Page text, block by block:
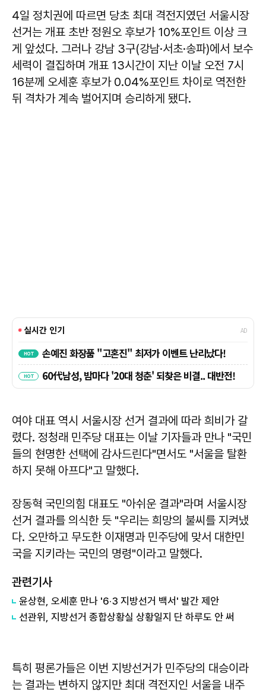
4일 정치권에 따르면 당초 최대 격전지였던 서울시장
선거는 개표 초반 정원오 후보가 10%포인트 이상 크
게 앞섰다. 그러나 강남 3구(강남·서초·송파)에서 보수
세력이 결집하며 개표 13시간이 지난 이날 오전 7시
16분께 오세훈 후보가 0.04%포인트 차이로 역전한
뒤 격차가 계속 벌어지며 승리하게 됐다.
여야 대표 역시 서울시장 선거 결과에 따라 희비가 갈
렸다. 정청래 민주당 대표는 이날 기자들과 만나 "국민
들의 현명한 선택에 감사드린다"면서도 "서울을 탈환
하지 못해 아프다"고 말했다.
장동혁 국민의힘 대표도 "아쉬운 결과"라며 서울시장
선거 결과를 의식한 듯 "우리는 희망의 불씨를 지켜냈
다. 오만하고 무도한 이재명과 민주당에 맞서 대한민
국을 지키라는 국민의 명령"이라고 말했다.
관련기사
윤상현, 오세훈 만나 '6·3 지방선거 백서' 발간 제안
선관위, 지방선거 종합상황실 상황일지 단 하루도 안 써
특히 평론가들은 이번 지방선거가 민주당의 대승이라
는 결과는 변하지 않지만 최대 격전지인 서울을 내주